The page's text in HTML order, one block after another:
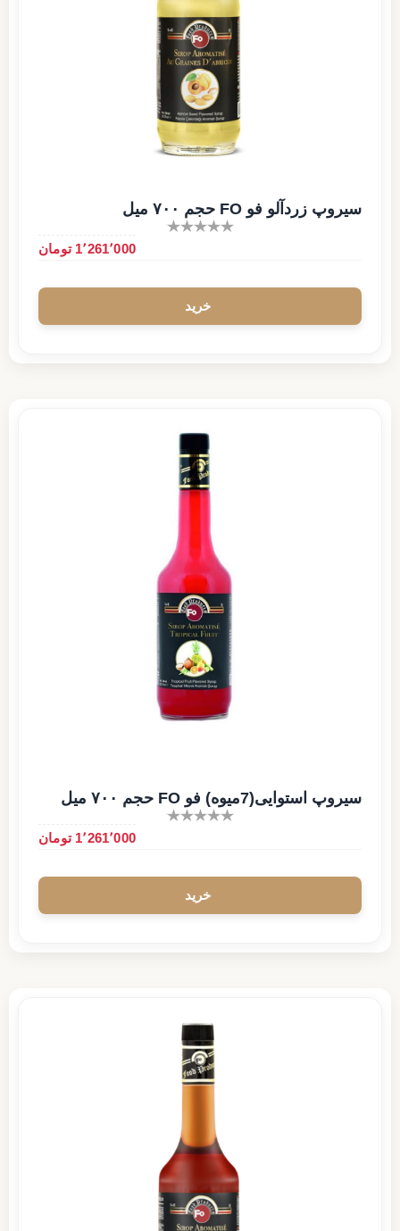
سیروپ زردآلو فو FO حجم ۷۰۰ میل
1٬261٬000 تومان
سیروپ استوایی(7میوه) فو FO حجم ۷۰۰ میل
1٬261٬000 تومان